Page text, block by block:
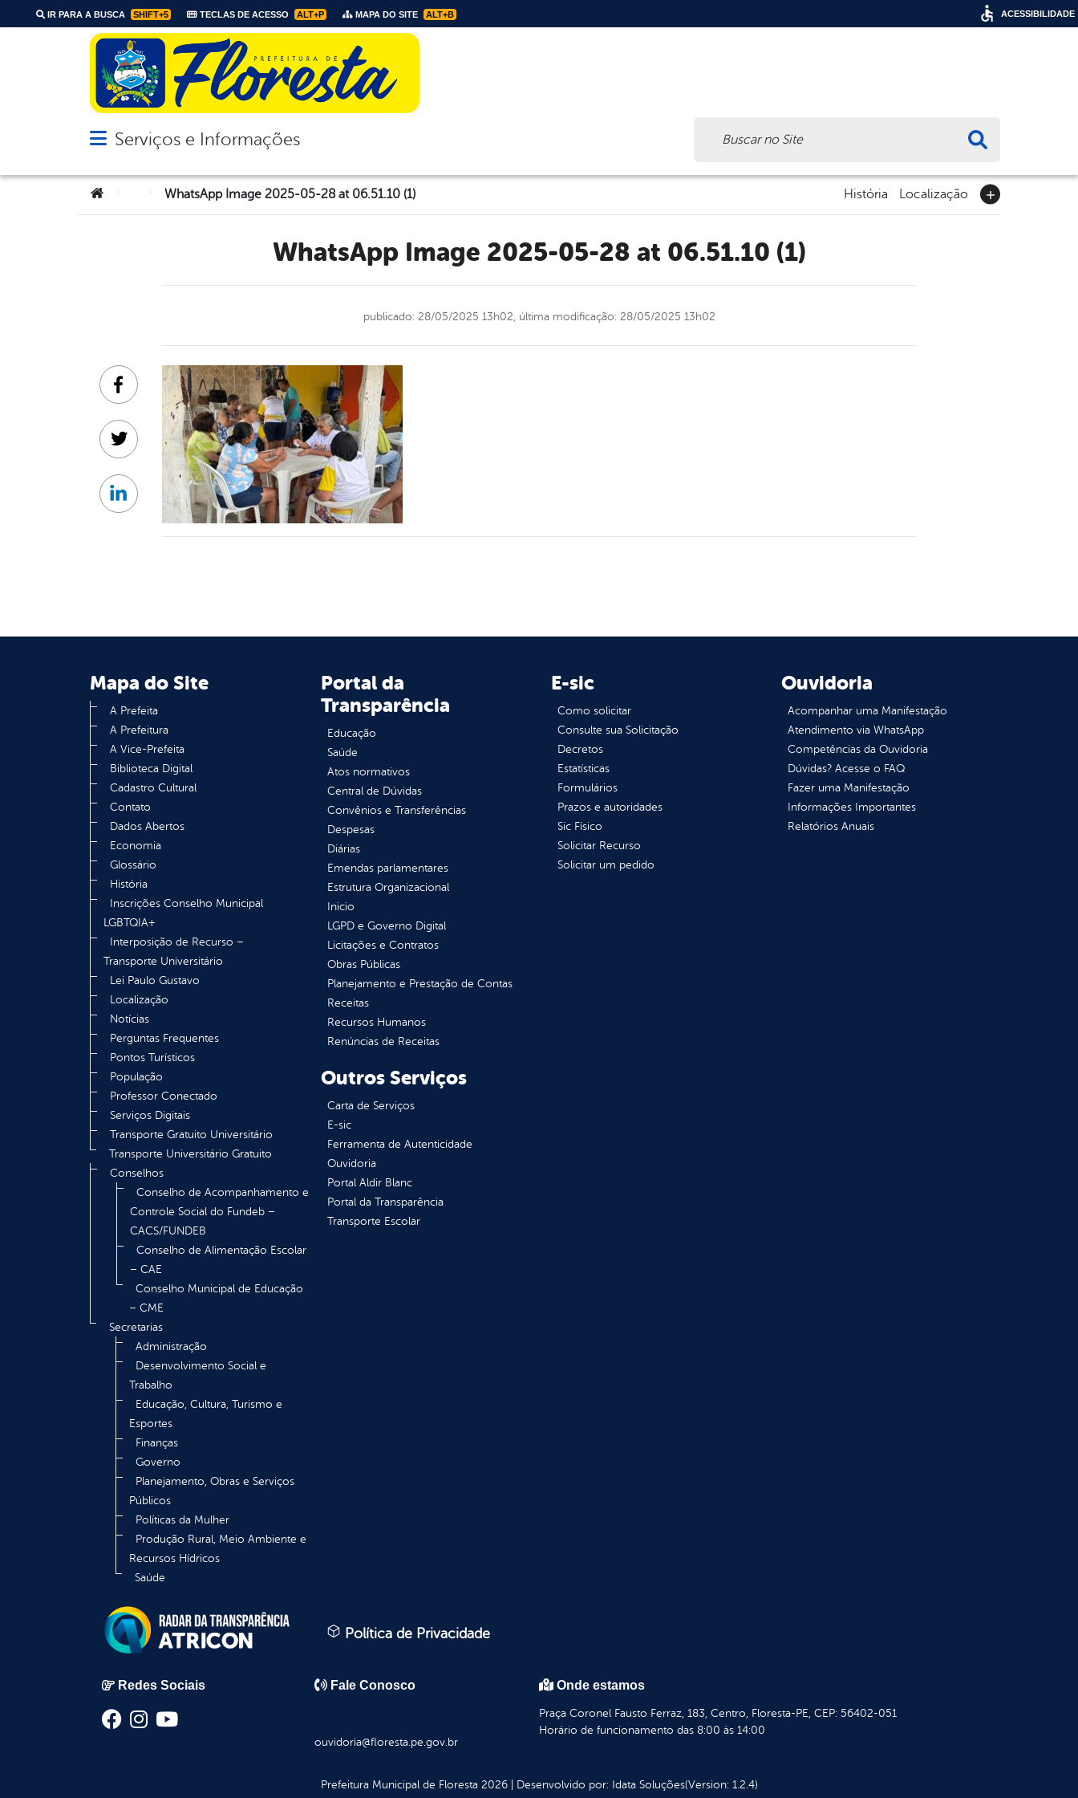
IR PARA A BUSCA SHIFT+5 TECLAS DE ACESSO ALT+P MAPA DO SITE ALT+B
Abrir menu principal de navegação
Serviços e Informações
Você está aqui:WhatsApp Image 2025-05-28 at 06.51.10 (1) História Localização
WhatsApp Image 2025-05-28 at 06.51.10 (1)
publicado: 28/05/2025 13h02, última modificação: 28/05/2025 13h02
Facebook
Twitter
Linkedin
Mapa do Site
A Prefeita
A Prefeitura
A Vice-Prefeita
Biblioteca Digital
Cadastro Cultural
Contato
Dados Abertos
Economia
Glossário
História
Inscrições Conselho Municipal
LGBTQIA+
Interposição de Recurso –
Transporte Universitário
Lei Paulo Gustavo
Localização
Notícias
Perguntas Frequentes
Pontos Turísticos
População
Professor Conectado
Serviços Digitais
Transporte Gratuito Universitário
Transporte Universitário Gratuito
Conselhos
Conselho de Acompanhamento e
Controle Social do Fundeb –
CACS/FUNDEB
Conselho de Alimentação Escolar
– CAE
Conselho Municipal de Educação
– CME
Secretarias
Administração
Desenvolvimento Social e
Trabalho
Educação, Cultura, Turismo e
Esportes
Finanças
Governo
Planejamento, Obras e Serviços
Públicos
Políticas da Mulher
Produção Rural, Meio Ambiente e
Recursos Hídricos
Saúde
Portal da
Transparência
Educação
Saúde
Atos normativos
Central de Dúvidas
Convênios e Transferências
Despesas
Diárias
Emendas parlamentares
Estrutura Organizacional
Inicio
LGPD e Governo Digital
Licitações e Contratos
Obras Públicas
Planejamento e Prestação de Contas
Receitas
Recursos Humanos
Renúncias de Receitas
E-sic
Como solicitar
Consulte sua Solicitação
Decretos
Estatísticas
Formulários
Prazos e autoridades
Sic Físico
Solicitar Recurso
Solicitar um pedido
Ouvidoria
Acompanhar uma Manifestação
Atendimento via WhatsApp
Competências da Ouvidoria
Dúvidas? Acesse o FAQ
Fazer uma Manifestação
Informações Importantes
Relatórios Anuais
Outros Serviços
Carta de Serviços
E-sic
Ferramenta de Autenticidade
Ouvidoria
Portal Aldir Blanc
Portal da Transparência
Transporte Escolar
Política de Privacidade
Redes Sociais Fale Conosco
ouvidoria@floresta.pe.gov.br
Onde estamos
Praça Coronel Fausto Ferraz, 183, Centro, Floresta-PE, CEP: 56402-051
Horário de funcionamento das 8:00 às 14:00
Prefeitura Municipal de Floresta2026| Desenvolvido por: Idata Soluções(Version: 1.2.4)
ACESSIBILIDADE